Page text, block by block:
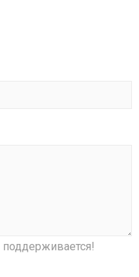
поддерживается!